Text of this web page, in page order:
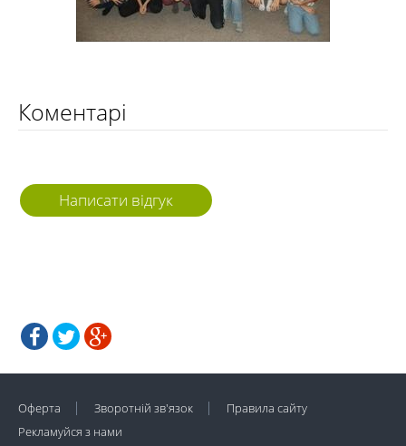
Коментарі
Написати відгук
Оферта Зворотній зв'язок
Правила сайту
Рекламуйся з нами